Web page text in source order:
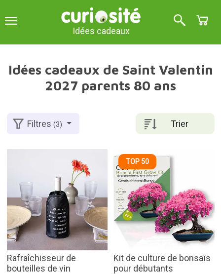
Idées cadeaux
Idées cadeaux de Saint Valentin
2027 parents 80 ans
Trier
Filtres(3)
Rafraîchisseur de
bouteilles de vin
TOP 50
Kit de culture de bonsaïs
pour débutants